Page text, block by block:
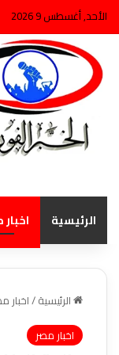
الأحد, أغسطس 9 2026
الرئيسية
الرئيسية/اخبار
اخبار مصر